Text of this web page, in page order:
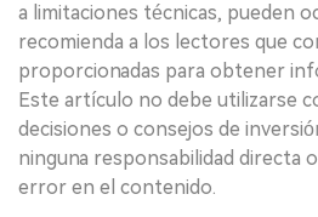
a limitaciones técnicas, pueden
recomienda a los lectores que
proporcionadas para obtener
Este artículo no debe utilizarse
decisiones o consejos de
ninguna responsabilidad directa
error en el contenido.